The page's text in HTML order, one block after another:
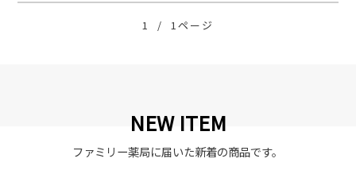
1 / 1ページ
NEW ITEM
ファミリー薬局に届いた新着の商品です。